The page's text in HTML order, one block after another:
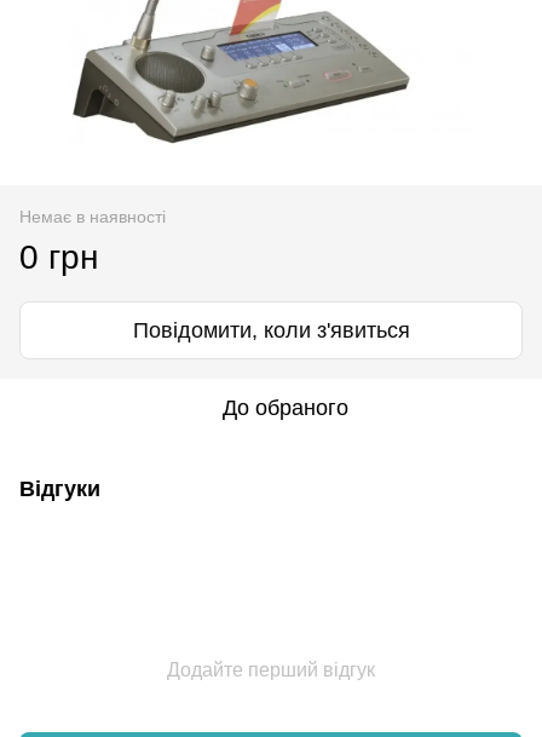
Немає в наявності
0 грн
Повідомити, коли з'явиться
До обраного
Відгуки
Додайте перший відгук